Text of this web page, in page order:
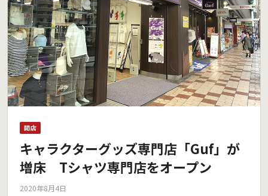
開店
キャラクターグッズ専門店「Guf」が
増床 Tシャツ専門店をオープン
2020年8月4日